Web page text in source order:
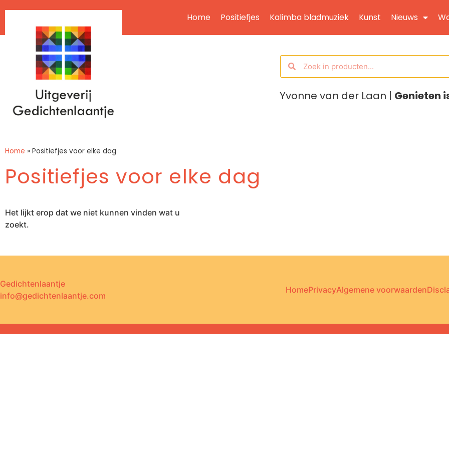
Home Positiefjes Kalimba bladmuziek Kunst Nieuws
Yvonne van der Laan | Genieten
Home » Positiefjes voor elke dag
Positiefjes voor elke dag
Het lijkt erop dat we niet kunnen vinden wat u
zoekt.
Gedichtenlaantje
info@gedichtenlaantje.com
HomePrivacyAlgemene voorwaarden